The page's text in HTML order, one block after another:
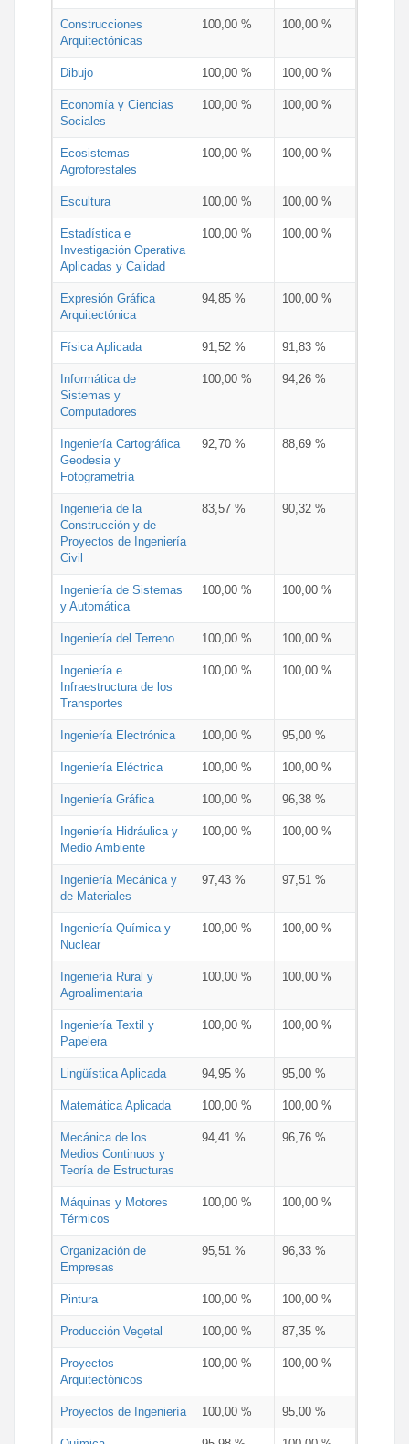
Construcciones
Arquitectónicas
100,00 % 100,00 %
Dibujo 100,00 % 100,00 %
Economía y Ciencias
Sociales
100,00 % 100,00 %
Ecosistemas
Agroforestales
100,00 % 100,00 %
Escultura 100,00 % 100,00 %
Estadística e
Investigación Operativa
Aplicadas y Calidad
100,00 % 100,00 %
Expresión Gráfica
Arquitectónica
94,85 % 100,00 %
Física Aplicada 91,52 % 91,83 %
Informática de
Sistemas y
Computadores
100,00 % 94,26 %
Ingeniería Cartográfica
Geodesia y
Fotogrametría
92,70 % 88,69 %
Ingeniería de la
Construcción y de
Proyectos de Ingeniería
Civil
83,57 % 90,32 %
Ingeniería de Sistemas
y Automática
100,00 % 100,00 %
Ingeniería del Terreno 100,00 % 100,00 %
Ingeniería e
Infraestructura de los
Transportes
100,00 % 100,00 %
Ingeniería Electrónica 100,00 % 95,00 %
Ingeniería Eléctrica 100,00 % 100,00 %
Ingeniería Gráfica 100,00 % 96,38 %
Ingeniería Hidráulica y
Medio Ambiente
100,00 % 100,00 %
Ingeniería Mecánica y
de Materiales
97,43 % 97,51 %
Ingeniería Química y
Nuclear
100,00 % 100,00 %
Ingeniería Rural y
Agroalimentaria
100,00 % 100,00 %
Ingeniería Textil y
Papelera
100,00 % 100,00 %
Lingüística Aplicada 94,95 % 95,00 %
Matemática Aplicada 100,00 % 100,00 %
Mecánica de los
Medios Continuos y
Teoría de Estructuras
94,41 % 96,76 %
Máquinas y Motores
Térmicos
100,00 % 100,00 %
Organización de
Empresas
95,51 % 96,33 %
Pintura 100,00 % 100,00 %
Producción Vegetal 100,00 % 87,35 %
Proyectos
Arquitectónicos
100,00 % 100,00 %
Proyectos de Ingeniería 100,00 % 95,00 %